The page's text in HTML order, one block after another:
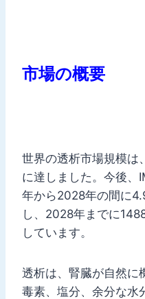
市場の概要
世界の透析市場規模は
に達しました。今後、
年から2028年の間に
し、2028年までに
しています。
透析は、腎臓が自然に
毒素、塩分、余分な水